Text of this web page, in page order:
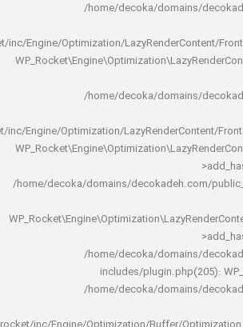
/home/decoka/
rocket/inc/Engine/Optimization/
/home/decoka/
rocket/inc/Engine/Optimization/
/home/decoka/domains/
/home/decoka/
includes/
/home/decoka/